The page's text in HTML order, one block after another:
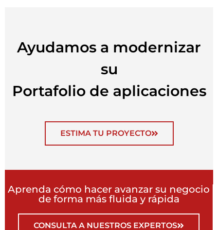
Ayudamos a modernizar
su
Portafolio de aplicaciones
ESTIMA TU PROYECTO
Aprenda cómo hacer avanzar su negocio
de forma más fluida y rápida
CONSULTA A NUESTROS EXPERTOS